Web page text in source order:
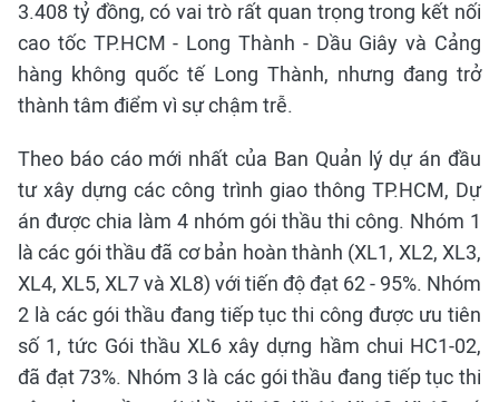
3.408 tỷ đồng, có vai trò rất quan trọng trong kết nối
cao tốc TP.HCM - Long Thành - Dầu Giây và Cảng
hàng không quốc tế Long Thành, nhưng đang trở
thành tâm điểm vì sự chậm trễ.
Theo báo cáo mới nhất của Ban Quản lý dự án đầu
tư xây dựng các công trình giao thông TP.HCM, Dự
án được chia làm 4 nhóm gói thầu thi công. Nhóm 1
là các gói thầu đã cơ bản hoàn thành (XL1, XL2, XL3,
XL4, XL5, XL7 và XL8) với tiến độ đạt 62 - 95%. Nhóm
2 là các gói thầu đang tiếp tục thi công được ưu tiên
số 1, tức Gói thầu XL6 xây dựng hầm chui HC1-02,
đã đạt 73%. Nhóm 3 là các gói thầu đang tiếp tục thi